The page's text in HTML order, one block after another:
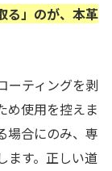
る」のが、本革
ーティングを剥
め使用を控えま
場合にのみ、専
ます。正しい道